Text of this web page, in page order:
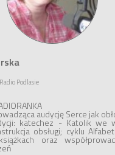
Podlasie
audycję Serce jak
katechez - Katolik we
obsługi; cyklu
oraz